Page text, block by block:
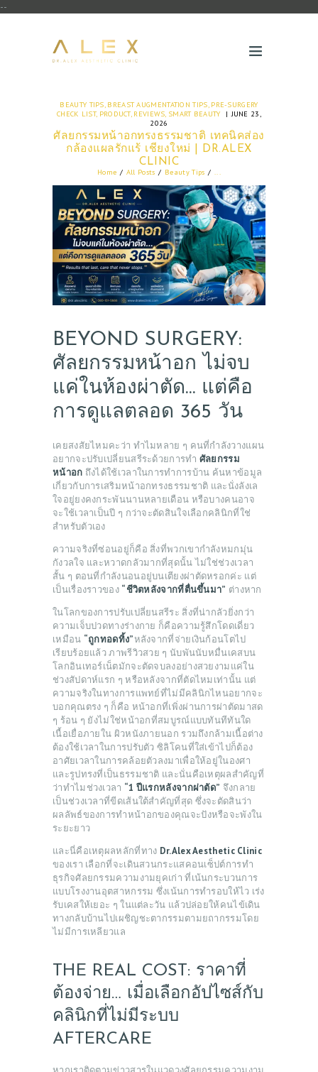
--
BEAUTY TIPS, BREAST AUGMENTATION TIPS, PRE-SURGERY
CHECK LIST, PRODUCT, REVIEWS, SMART BEAUTY
JUNE 23,
2026
ศัลยกรรมหน้าอกทรงธรรมชาติ เทคนิคส่อง
กล้องแผลรักแร้ เชียงใหม่ | DR.ALEX
CLINIC
Home All Posts Beauty Tips ...
BEYOND SURGERY:
ศัลยกรรมหน้าอก ไม่จบ
แค่ในห้องผ่าตัด… แต่คือ
การดูแลตลอด 365 วัน
เคยสงสัยไหมคะว่า ทำไมหลาย ๆ คนที่กำลังวางแผน
อยากจะปรับเปลี่ยนสรีระด้วยการทำ ศัลยกรรม
หน้าอก ถึงได้ใช้เวลาในการทำการบ้าน ค้นหาข้อมูล
เกี่ยวกับการเสริมหน้าอกทรงธรรมชาติ และนั่งลังเล
ใจอยู่ยงคงกระพันนานหลายเดือน หรือบางคนอาจ
จะใช้เวลาเป็นปี ๆ กว่าจะตัดสินใจเลือกคลินิกที่ใช่
สำหรับตัวเอง
ความจริงที่ซ่อนอยู่ก็คือ สิ่งที่พวกเขากำลังหมกมุ่น
กังวลใจ และหวาดกลัวมากที่สุดนั้น ไม่ใช่ช่วงเวลา
สั้น ๆ ตอนที่กำลังนอนอยู่บนเตียงผ่าตัดหรอกค่ะ แต่
เป็นเรื่องราวของ “ชีวิตหลังจากที่ตื่นขึ้นมา” ต่างหาก
ในโลกของการปรับเปลี่ยนสรีระ สิ่งที่น่ากลัวยิ่งกว่า
ความเจ็บปวดทางร่างกาย ก็คือความรู้สึกโดดเดี่ยว
เหมือน “ถูกทอดทิ้ง”หลังจากที่จ่ายเงินก้อนโตไป
เรียบร้อยแล้ว ภาพรีวิวสวย ๆ นับพันนับหมื่นเคสบน
โลกอินเทอร์เน็ตมักจะตัดจบลงอย่างสวยงามแค่ใน
ช่วงสัปดาห์แรก ๆ หรือหลังจากที่ตัดไหมเท่านั้น แต่
ความจริงในทางการแพทย์ที่ไม่มีคลินิกไหนอยากจะ
บอกคุณตรง ๆ ก็คือ หน้าอกที่เพิ่งผ่านการผ่าตัดมาสด
ๆ ร้อน ๆ ยังไม่ใช่หน้าอกที่สมบูรณ์แบบทันทีทันใด
เนื้อเยื่อภายใน ผิวหนังภายนอก รวมถึงกล้ามเนื้อต่าง
ต้องใช้เวลาในการปรับตัว ซิลิโคนที่ใส่เข้าไปก็ต้อง
อาศัยเวลาในการคล้อยตัวลงมาเพื่อให้อยู่ในองศา
และรูปทรงที่เป็นธรรมชาติ และนั่นคือเหตุผลสำคัญที่
ว่าทำไมช่วงเวลา “1 ปีแรกหลังจากผ่าตัด” จึงกลาย
เป็นช่วงเวลาที่ขีดเส้นใต้สำคัญที่สุด ซึ่งจะตัดสินว่า
ผลลัพธ์ของการทำหน้าอกของคุณจะปังหรือจะพังใน
ระยะยาว
และนี่คือเหตุผลหลักที่ทาง Dr.Alex Aesthetic Clinic
ของเรา เลือกที่จะเดินสวนกระแสคอนเซ็ปต์การทำ
ธุรกิจศัลยกรรมความงามยุคเก่า ที่เน้นกระบวนการ
แบบโรงงานอุตสาหกรรม ซึ่งเน้นการทำรอบให้ไว เร่ง
รับเคสให้เยอะ ๆ ในแต่ละวัน แล้วปล่อยให้คนไข้เดิน
ทางกลับบ้านไปเผชิญชะตากรรมตามยถากรรมโดย
ไม่มีการเหลียวแล
THE REAL COST: ราคาที่
ต้องจ่าย… เมื่อเลือกอัปไซส์กับ
คลินิกที่ไม่มีระบบ
AFTERCARE